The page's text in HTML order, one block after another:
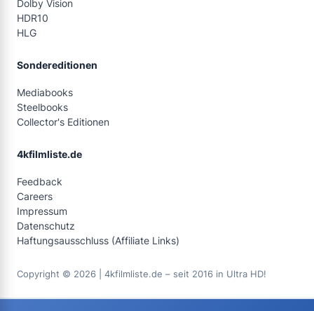
Dolby Vision
HDR10
HLG
Sondereditionen
Mediabooks
Steelbooks
Collector's Editionen
4kfilmliste.de
Feedback
Careers
Impressum
Datenschutz
Haftungsausschluss (Affiliate Links)
Copyright © 2026 | 4kfilmliste.de – seit 2016 in Ultra HD!